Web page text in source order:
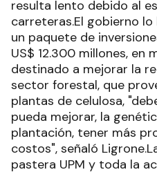
resulta lento debido al
carreteras.El gobierno
un paquete de
US$ 12.300 millones, en
destinado a mejorar la
sector forestal, que
plantas de celulosa,
pueda mejorar, la
plantación, tener más
costos", señaló
pastera UPM y toda la